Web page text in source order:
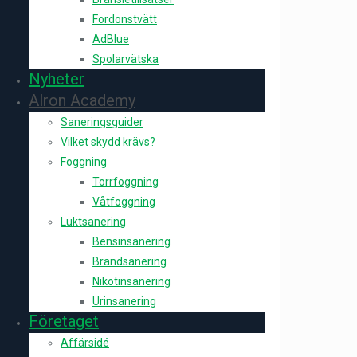
Fordonstvätt
AdBlue
Spolarvätska
Nyheter
Alron Academy
Saneringsguider
Vilket skydd krävs?
Foggning
Torrfoggning
Våtfoggning
Luktsanering
Bensinsanering
Brandsanering
Nikotinsanering
Urinsanering
Företaget
Affärsidé